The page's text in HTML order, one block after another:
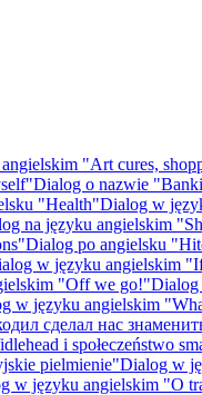
"Art cures,
Dialog o nazwie
"Health"Dialog w
na języku angielskim
Dialog po angielsku
w języku angielskim
"Off we go!"Dialog
w języku angielskim
сделал нас
i społeczeństwo
pielmienie"Dialog w
w języku angielskim "O